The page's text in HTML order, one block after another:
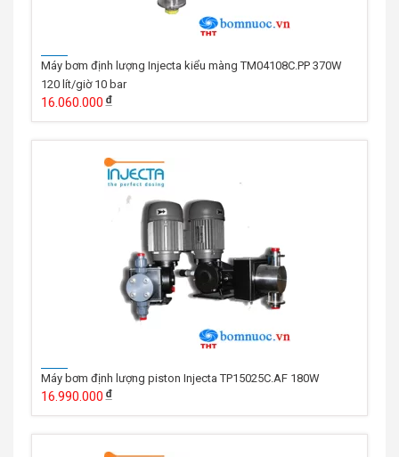
Máy bơm định lượng Injecta kiểu màng TM04108C.PP 370W
120 lít/giờ 10 bar
16.060.000
Máy bơm định lượng piston Injecta TP15025C.AF 180W
16.990.000